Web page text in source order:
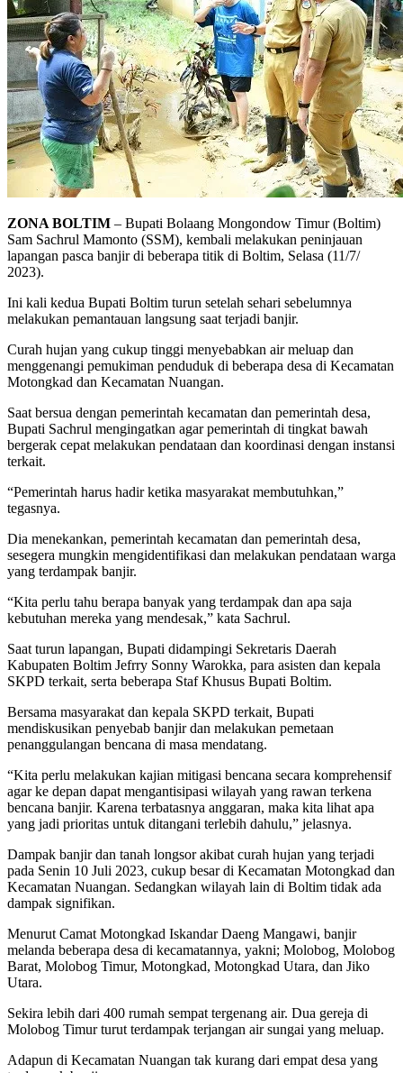
ZONA BOLTIM – Bupati Bolaang Mongondow Timur (Boltim)
Sam Sachrul Mamonto (SSM), kembali melakukan peninjauan
lapangan pasca banjir di beberapa titik di Boltim, Selasa (11/7/
2023).
Ini kali kedua Bupati Boltim turun setelah sehari sebelumnya
melakukan pemantauan langsung saat terjadi banjir.
Curah hujan yang cukup tinggi menyebabkan air meluap dan
menggenangi pemukiman penduduk di beberapa desa di Kecamatan
Motongkad dan Kecamatan Nuangan.
Saat bersua dengan pemerintah kecamatan dan pemerintah desa,
Bupati Sachrul mengingatkan agar pemerintah di tingkat bawah
bergerak cepat melakukan pendataan dan koordinasi dengan instansi
terkait.
“Pemerintah harus hadir ketika masyarakat membutuhkan,”
tegasnya.
Dia menekankan, pemerintah kecamatan dan pemerintah desa,
sesegera mungkin mengidentifikasi dan melakukan pendataan warga
yang terdampak banjir.
“Kita perlu tahu berapa banyak yang terdampak dan apa saja
kebutuhan mereka yang mendesak,” kata Sachrul.
Saat turun lapangan, Bupati didampingi Sekretaris Daerah
Kabupaten Boltim Jefrry Sonny Warokka, para asisten dan kepala
SKPD terkait, serta beberapa Staf Khusus Bupati Boltim.
Bersama masyarakat dan kepala SKPD terkait, Bupati
mendiskusikan penyebab banjir dan melakukan pemetaan
penanggulangan bencana di masa mendatang.
“Kita perlu melakukan kajian mitigasi bencana secara komprehensif
agar ke depan dapat mengantisipasi wilayah yang rawan terkena
bencana banjir. Karena terbatasnya anggaran, maka kita lihat apa
yang jadi prioritas untuk ditangani terlebih dahulu,” jelasnya.
Dampak banjir dan tanah longsor akibat curah hujan yang terjadi
pada Senin 10 Juli 2023, cukup besar di Kecamatan Motongkad dan
Kecamatan Nuangan. Sedangkan wilayah lain di Boltim tidak ada
dampak signifikan.
Menurut Camat Motongkad Iskandar Daeng Mangawi, banjir
melanda beberapa desa di kecamatannya, yakni; Molobog, Molobog
Barat, Molobog Timur, Motongkad, Motongkad Utara, dan Jiko
Utara.
Sekira lebih dari 400 rumah sempat tergenang air. Dua gereja di
Molobog Timur turut terdampak terjangan air sungai yang meluap.
Adapun di Kecamatan Nuangan tak kurang dari empat desa yang